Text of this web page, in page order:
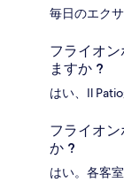
毎日のエク
フライオ
ますか ?
はい、Il
フライオ
か ?
はい。各客